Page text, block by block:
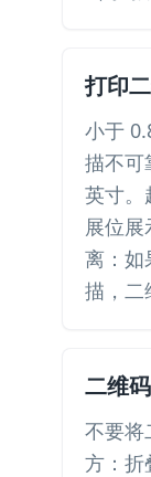
打印
小于
描不可
英寸
展位
离：如
描，二
二维
不要将
方：折